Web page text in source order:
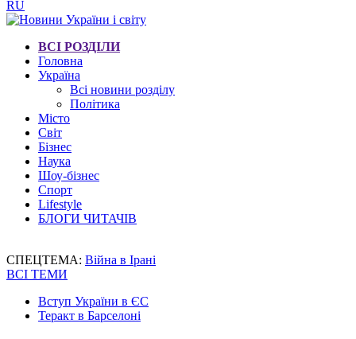
RU
ВСІ РОЗДІЛИ
Головна
Україна
Всі новини розділу
Політика
Місто
Світ
Бізнес
Наука
Шоу-бізнес
Спорт
Lifestyle
БЛОГИ ЧИТАЧІВ
СПЕЦТЕМА: Війна в Ірані
ВСІ ТЕМИ
Вступ України в ЄС
Теракт в Барселоні